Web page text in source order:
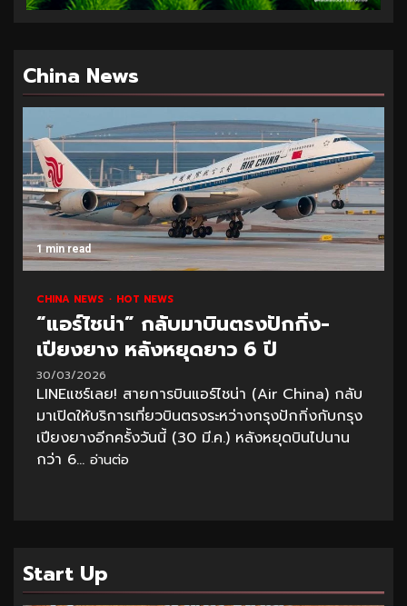
China News
1 min read
CHINA NEWS HOT NEWS
“แอร์ไชน่า” กลับมาบินตรงปักกิ่ง-
เปียงยาง หลังหยุดยาว 6 ปี
30/03/2026
LINEแชร์เลย! สายการบินแอร์ไชน่า (Air China) กลับ
มาเปิดให้บริการเที่ยวบินตรงระหว่างกรุงปักกิ่งกับกรุง
เปียงยางอีกครั้งวันนี้ (30 มี.ค.) หลังหยุดบินไปนาน
กว่า 6... อ่านต่อ
Start Up